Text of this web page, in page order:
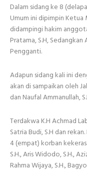
Dalam sidang ke 8
Umum ini dipimpin Ketua
didampingi hakim
Pratama, S.H,
Pengganti.
Adapun sidang kali ini
akan di sampaikan oleh
dan Naufal Ammanullah,
Terdakwa K.H Achmad
Satria Budi, S.H dan
4 (empat) korban
S.H., Aris Widodo, S.H.,
Rahma Wijaya, S.H.,